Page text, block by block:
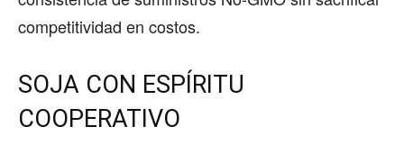
competitividad en costos.
SOJA CON ESPÍRITU
COOPERATIVO